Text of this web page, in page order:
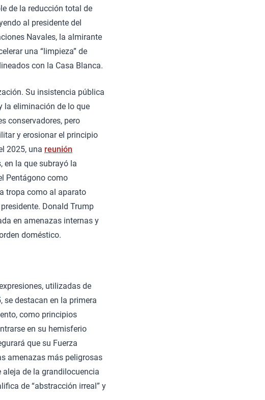
de la reducción total de
al presidente del
Navales, la almirante
una “limpieza” de
con la Casa Blanca.
Su insistencia pública
la eliminación de lo que
conservadores, pero
y erosionar el principio
2025, una reunión
en la que subrayó la
Pentágono como
tropa como al aparato
Donald Trump
en amenazas internas y
doméstico.
utilizadas de
se destacan en la primera
como principios
en su hemisferio
que su Fuerza
amenazas más peligrosas
aleja de la grandilocuencia
de “abstracción irreal” y